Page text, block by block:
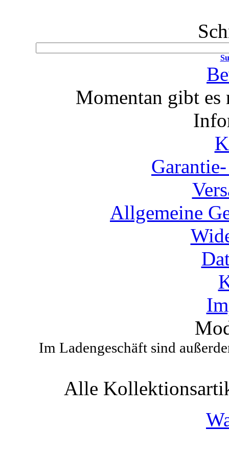
Momentan gibt es
Allgemeine
Im Ladengeschäft sind
Alle